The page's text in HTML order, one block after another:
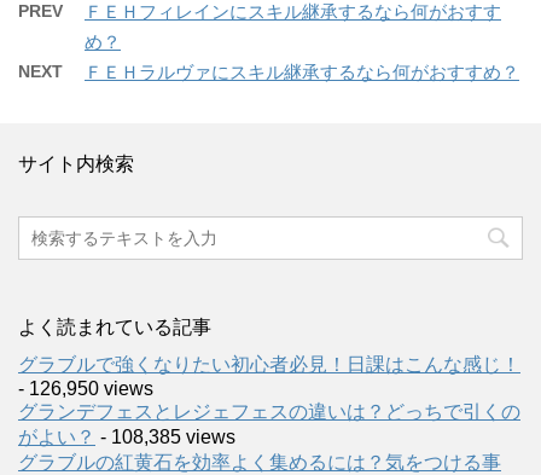
PREV
ＦＥＨフィレインにスキル継承するなら何がおすす
め？
NEXT ＦＥＨラルヴァにスキル継承するなら何がおすすめ？
サイト内検索
よく読まれている記事
グラブルで強くなりたい初心者必見！日課はこんな感じ！
- 126,950 views
グランデフェスとレジェフェスの違いは？どっちで引くの
がよい？ - 108,385 views
グラブルの紅黄石を効率よく集めるには？気をつける事